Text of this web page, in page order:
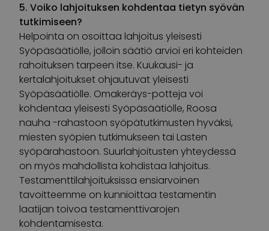
5. Voiko lahjoituksen kohdentaa tietyn syövän
tutkimiseen?
Helpointa on osoittaa lahjoitus yleisesti
Syöpäsäätiölle, jolloin säätiö arvioi eri kohteiden
rahoituksen tarpeen itse. Kuukausi- ja
kertalahjoitukset ohjautuvat yleisesti
Syöpäsäätiölle. Omakeräys-potteja voi
kohdentaa yleisesti Syöpäsäätiölle, Roosa
nauha -rahastoon syöpätutkimusten hyväksi,
miesten syöpien tutkimukseen tai Lasten
syöpärahastoon. Suurlahjoitusten yhteydessä
on myös mahdollista kohdistaa lahjoitus.
Testamenttilahjoituksissa ensiarvoinen
tavoitteemme on kunnioittaa testamentin
laatijan toivoa testamenttivarojen
kohdentamisesta.